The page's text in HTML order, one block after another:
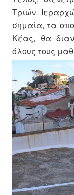
Τριών
σημαία, τα
Κέας, θα
όλους τους